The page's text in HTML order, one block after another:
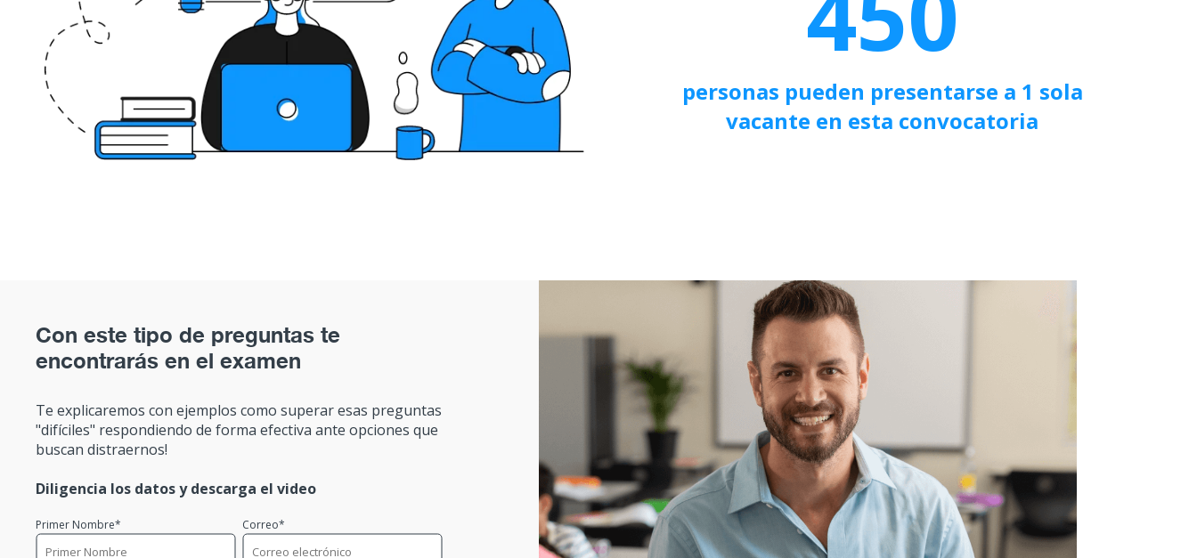
personas pueden presentarse a 1 sola
vacante en esta convocatoria
Con este tipo de preguntas te
encontrarás en el examen
Te explicaremos con ejemplos como superar esas preguntas
"difíciles" respondiendo de forma efectiva ante opciones que
buscan distraernos!
Diligencia los datos y descarga el video
Primer Nombre* Correo*